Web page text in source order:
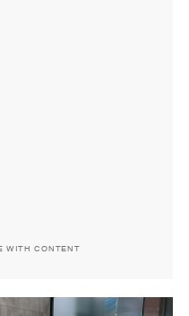
WITH CONTENT